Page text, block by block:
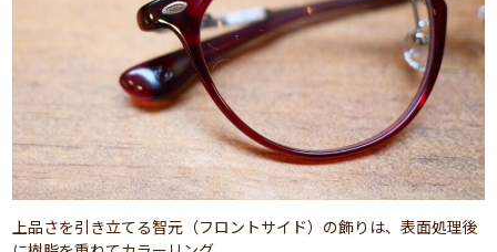
上品さを引き立てる智元（フロントサイド）の飾りは、表面処理後